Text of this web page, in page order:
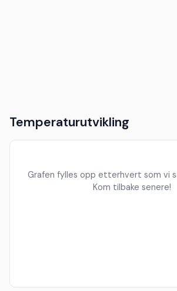
Temperaturutvikling
Grafen fylles opp etterhvert som vi
Kom tilbake senere!